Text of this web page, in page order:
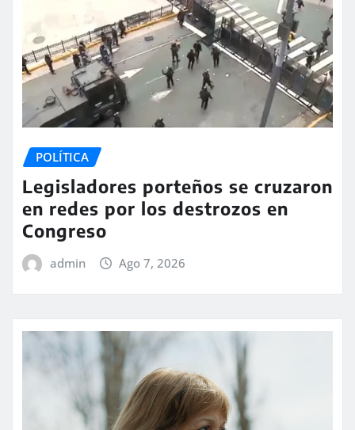
POLÍTICA
Legisladores porteños se cruzaron
en redes por los destrozos en
Congreso
admin Ago 7, 2026